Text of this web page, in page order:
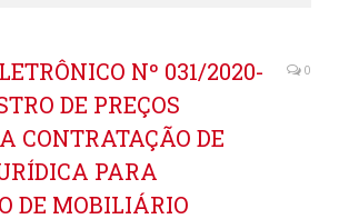
Nº 031/2020-
DE PREÇOS
CONTRATAÇÃO DE
PARA
DE MOBILIÁRIO
0